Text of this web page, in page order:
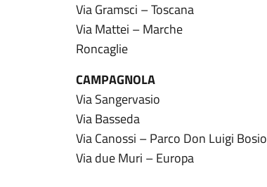
Via Gramsci – Toscana
Via Mattei – Marche
Roncaglie
CAMPAGNOLA
Via Sangervasio
Via Basseda
Via Canossi – Parco Don Luigi Bosio
Via due Muri – Europa